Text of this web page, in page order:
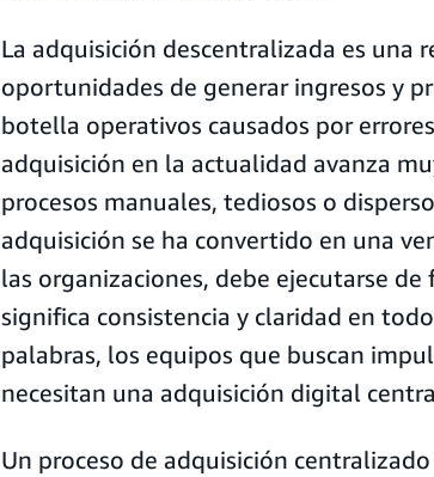
La adquisición descentralizada es una
oportunidades de generar ingresos y
botella operativos causados por
adquisición en la actualidad avanza
procesos manuales, tediosos o
adquisición se ha convertido en una
las organizaciones, debe ejecutarse de
significa consistencia y claridad en
palabras, los equipos que buscan
necesitan una adquisición digital
Un proceso de adquisición